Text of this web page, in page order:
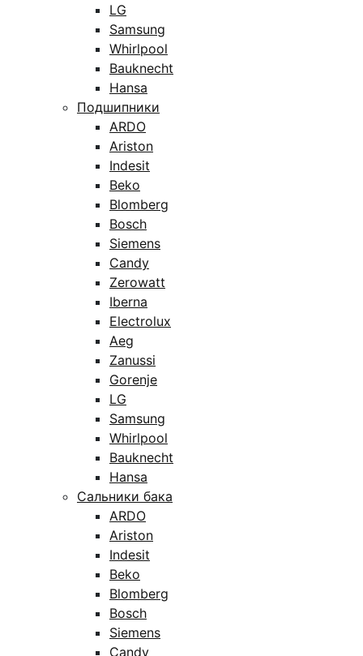
LG
Samsung
Whirlpool
Bauknecht
Hansa
Подшипники
ARDO
Ariston
Indesit
Beko
Blomberg
Bosch
Siemens
Candy
Zerowatt
Iberna
Electrolux
Aeg
Zanussi
Gorenje
LG
Samsung
Whirlpool
Bauknecht
Hansa
Сальники бака
ARDO
Ariston
Indesit
Beko
Blomberg
Bosch
Siemens
Candy